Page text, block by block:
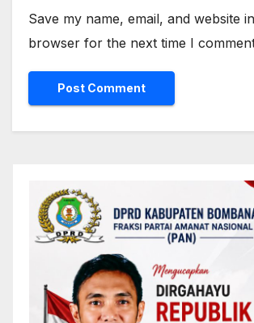
Save my name, email, and website
browser for the next time I